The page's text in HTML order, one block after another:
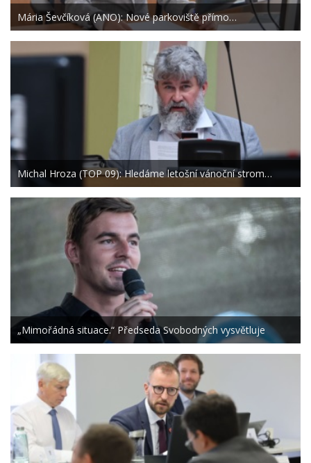
Mária Ševčíková (ANO): Nové parkoviště přímo…
Michal Hroza (TOP 09): Hledáme letošní vánoční strom…
„Mimořádná situace.“ Předseda Svobodných vysvětluje